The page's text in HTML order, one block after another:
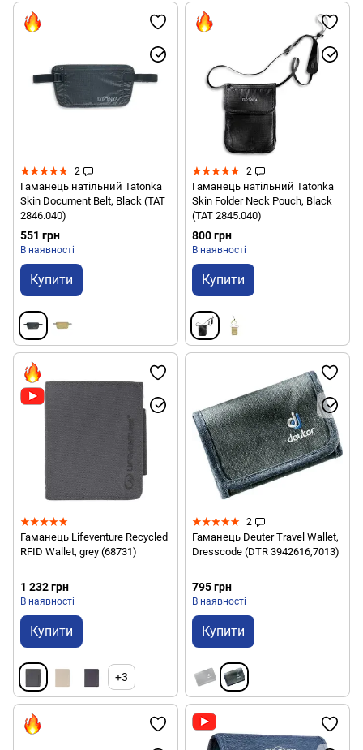
2
Гаманець натільний Tatonka
Skin Document Belt, Black (TAT
2846.040)
551 грн
В наявності
Купити
2
Гаманець натільний Tatonka
Skin Folder Neck Pouch, Black
(TAT 2845.040)
800 грн
В наявності
Купити
Гаманець Lifeventure Recycled
RFID Wallet, grey (68731)
1 232 грн
В наявності
Купити
+3
2
Гаманець Deuter Travel Wallet,
Dresscode (DTR 3942616,7013)
795 грн
В наявності
Купити